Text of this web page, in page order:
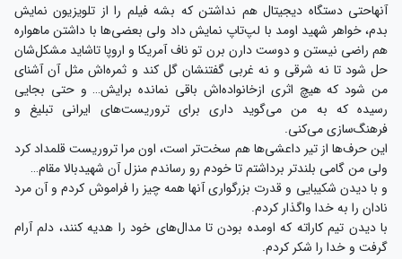
آنهاحتی دستگاه دیجیتال هم نداشتن که بشه فیلم را از تلویزیون نمایش
بدم، خواهر شهید اومد با لپ‌تاپ نمایش داد ولی بعضی‌ها با داشتن ماهواره
هم راضی نیستن و دوست دارن برن تو ناف آمریکا و اروپا تاشاید مشکل‌شان
حل شود تا نه شرقی و نه غربی گفتنشان گل کند و ثمره‌اش مثل آن آشنای
من شود که هیچ اثری ازخانواده‌اش باقی نمانده برایش‌… و حتی بجایی
رسیده که به من می‌گوید داری برای تروریست‌های ایرانی تبلیغ و
فرهنگ‌سازی می‌کنی.
این حرف‌ها از تیر داعشی‌ها هم سخت‌تر است، اون مرا تروریست قلمداد کرد
ولی من گامی بلندتر برداشتم تا خودم رو رساندم منزل آن شهیدبالا مقام…
و با دیدن شکیبایی و قدرت بزرگواری آنها همه چیز را فراموش کردم و آن مرد
نادان را به خدا واگذار کردم.
با دیدن تیم کاراته که اومده بودن تا مدال‌های خود را هدیه کنند، دلم آرام
گرفت و خدا را شکر کردم.